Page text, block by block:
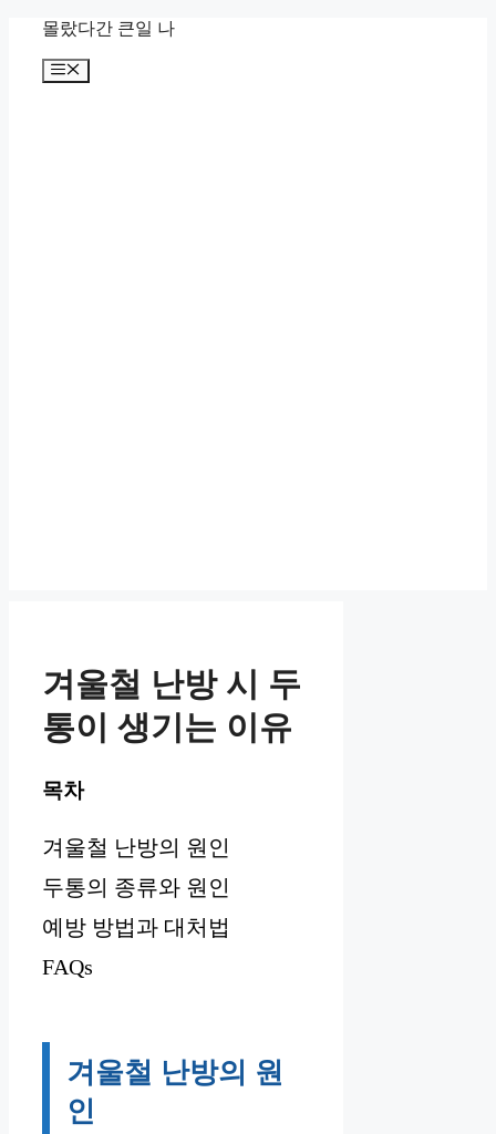
몰랐다간 큰일 나
메
겨울철 난방 시 두
통이 생기는 이유
목차
겨울철 난방의 원인
두통의 종류와 원인
예방 방법과 대처법
FAQs
겨울철 난방의 원
인